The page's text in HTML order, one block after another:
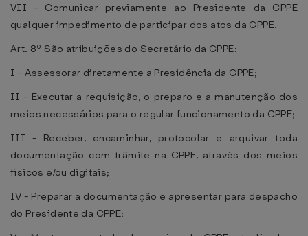
VII - Comunicar previamente ao Presidente da CPPE
qualquer impedimento de participar dos atos da CPPE.
Art. 8º São atribuições do Secretário da CPPE:
I - Assessorar diretamente a Presidência da CPPE;
II - Executar a requisição, o preparo e a manutenção dos
meios necessários para o regular funcionamento da CPPE;
III - Receber, encaminhar, protocolar e arquivar toda
documentação com trâmite na CPPE, através dos meios
físicos e/ou digitais;
IV - Preparar a documentação e apresentar para despacho
do Presidente da CPPE;